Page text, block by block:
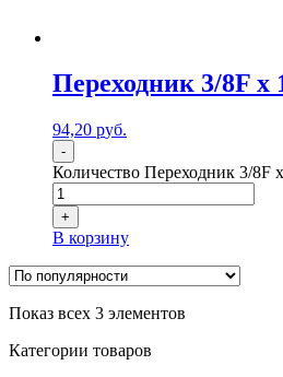
Переходник 3/8F x
94,20 руб.
-
Количество Переходник 3/8F
+
В корзину
Показ всех 3 элементов
Категории товаров